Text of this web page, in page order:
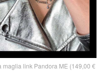
link Pandora ME (149,00 €